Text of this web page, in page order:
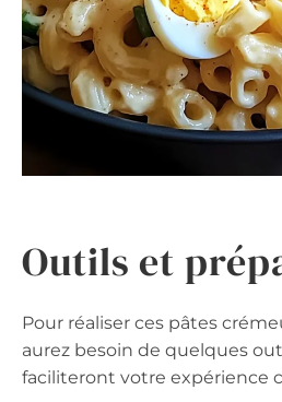
Outils et
Pour réaliser ces pâtes
aurez besoin de quelques
faciliteront votre expérience